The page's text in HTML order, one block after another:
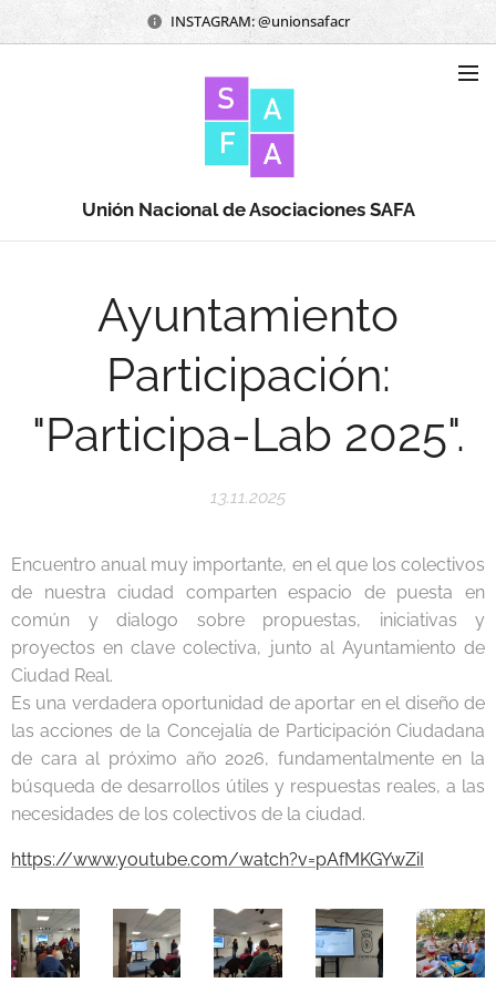
INSTAGRAM: @unionsafacr
Unión Nacional de Asociaciones SAFA
Ayuntamiento
Participación:
"Participa-Lab 2025".
13.11.2025
Encuentro anual muy importante, en el que los colectivos
de nuestra ciudad comparten espacio de puesta en
común y dialogo sobre propuestas, iniciativas y
proyectos en clave colectiva, junto al Ayuntamiento de
Ciudad Real.
Es una verdadera oportunidad de aportar en el diseño de
las acciones de la Concejalía de Participación Ciudadana
de cara al próximo año 2026, fundamentalmente en la
búsqueda de desarrollos útiles y respuestas reales, a las
necesidades de los colectivos de la ciudad.
https://www.youtube.com/watch?v=pAfMKGYwZiI